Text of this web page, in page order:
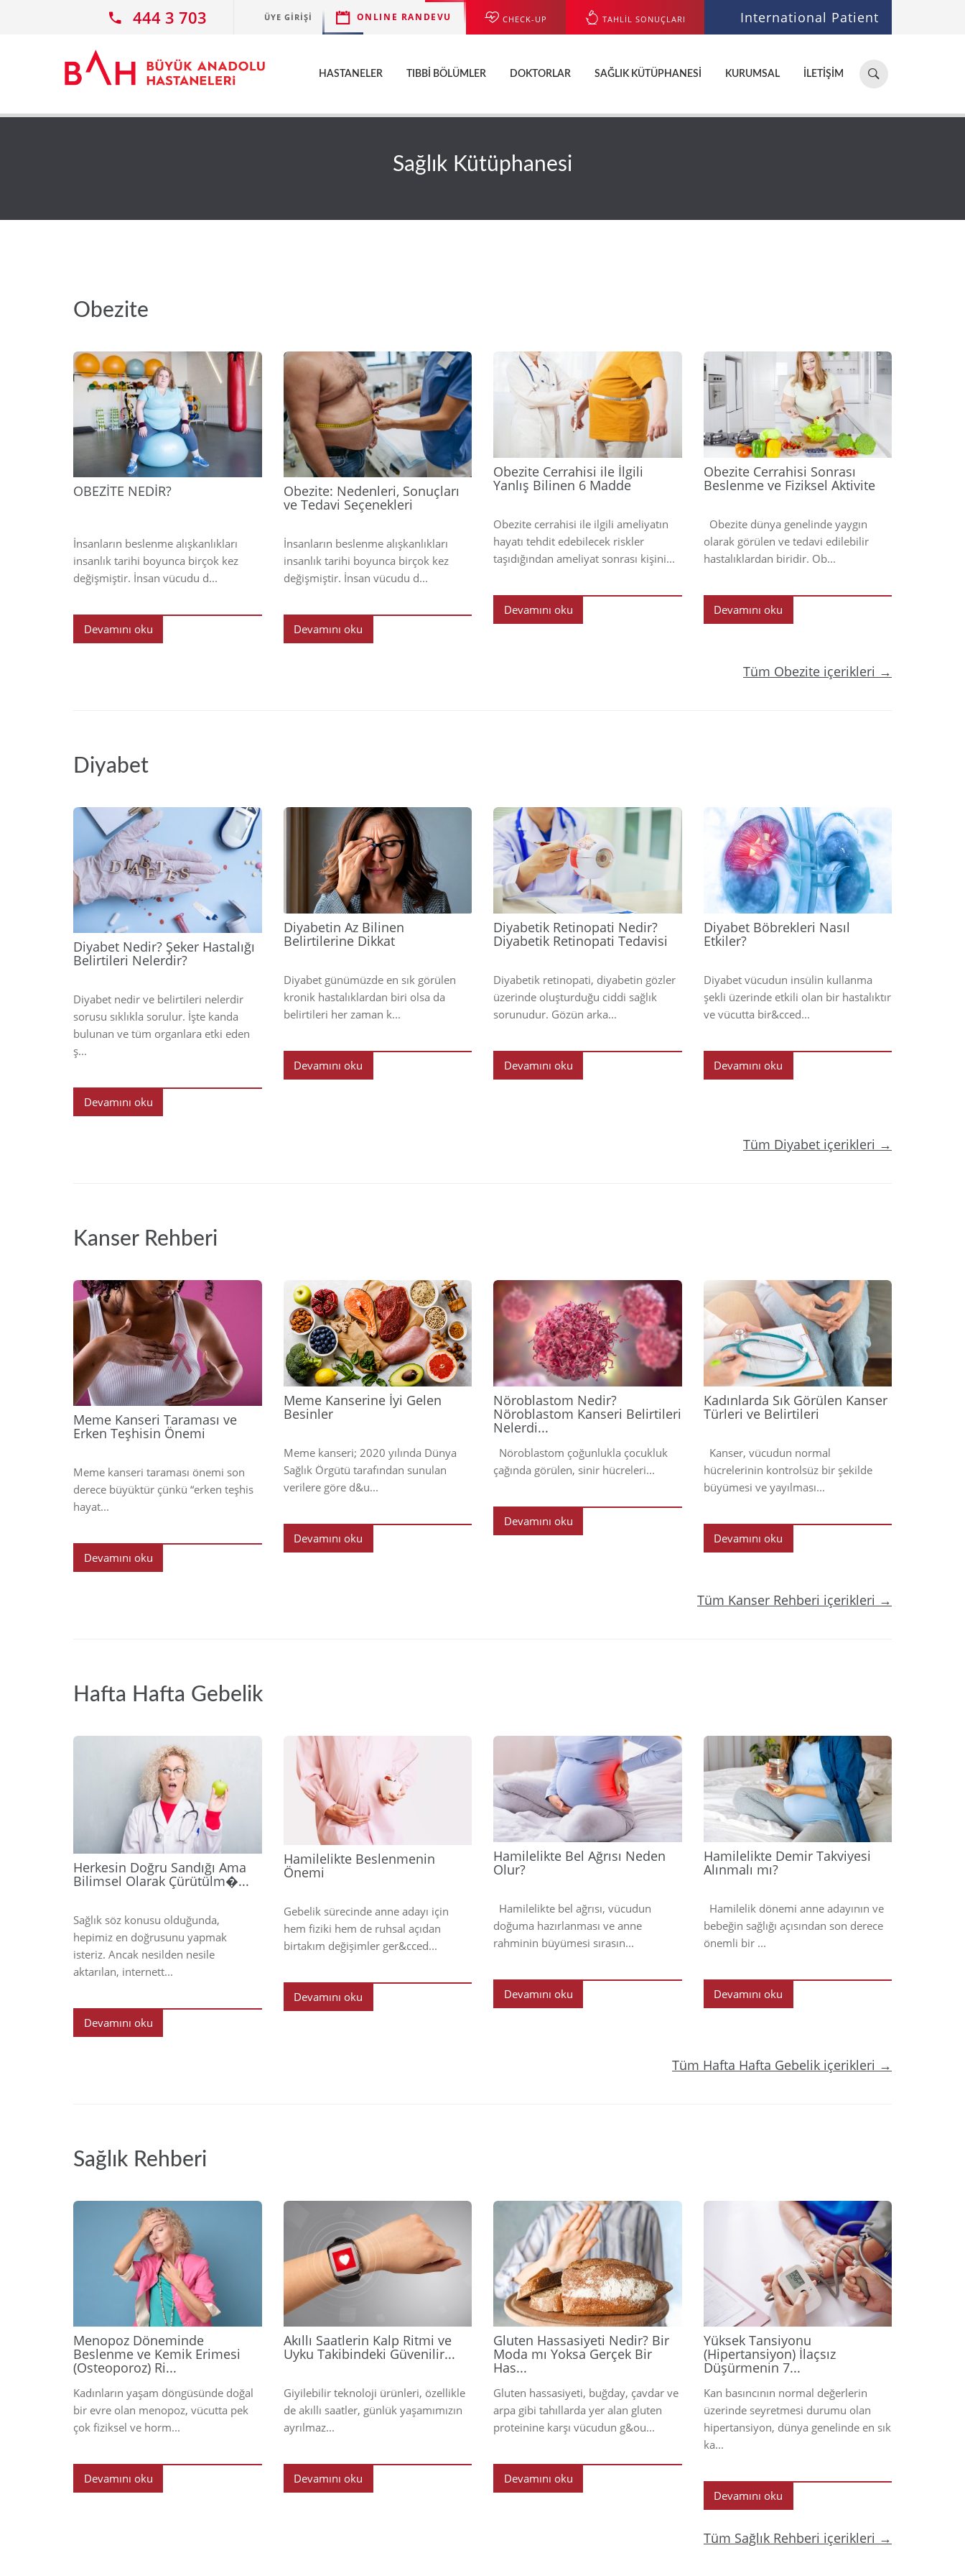
444 3 703 ÜYE GIRIŞI ONLINE RANDEVU CHECK-UP TAHLİL SONUÇLARI International Patient
Hastane,
doktor,
ara...
HASTANELER TIBBI BÖLÜMLER DOKTORLAR SAĞLIK KÜTÜPHANESI KURUMSAL İLETIŞIM
Sağlık Kütüphanesi
Obezite
OBEZİTE NEDİR?
İnsanların beslenme alışkanlıkları
insanlık tarihi boyunca birçok kez
değişmiştir. İnsan vücudu d...
Devamını oku
2025
Obezite: Nedenleri, Sonuçları
ve Tedavi Seçenekleri
İnsanların beslenme alışkanlıkları
insanlık tarihi boyunca birçok kez
değişmiştir. İnsan vücudu d...
Devamını oku
2023
Obezite Cerrahisi ile İlgili
Yanlış Bilinen 6 Madde
Obezite cerrahisi ile ilgili ameliyatın
hayatı tehdit edebilecek riskler
taşıdığından ameliyat sonrası kişini...
Devamını oku
Obezite Cerrahisi Sonrası
Beslenme ve Fiziksel Aktivite
Obezite dünya genelinde yaygın
olarak görülen ve tedavi edilebilir
hastalıklardan biridir. Ob...
Devamını oku
Tüm Obezite içerikleri →
Diyabet
2025
Diyabet Nedir? Şeker Hastalığı
Belirtileri Nelerdir?
Diyabet nedir ve belirtileri nelerdir
sorusu sıklıkla sorulur. İşte kanda
bulunan ve tüm organlara etki eden
ş...
Devamını oku
Diyabetin Az Bilinen
Belirtilerine Dikkat
Diyabet günümüzde en sık görülen
kronik hastalıklardan biri olsa da
belirtileri her zaman k...
Devamını oku
2024
Diyabetik Retinopati Nedir?
Diyabetik Retinopati Tedavisi
Diyabetik retinopati, diyabetin gözler
üzerinde oluşturduğu ciddi sağlık
sorunudur. Gözün arka...
Devamını oku
Diyabet Böbrekleri Nasıl
Etkiler?
Diyabet vücudun insülin kullanma
şekli üzerinde etkili olan bir hastalıktır
ve vücutta bir&cced...
Devamını oku
Tüm Diyabet içerikleri →
Kanser Rehberi
Meme Kanseri Taraması ve
Erken Teşhisin Önemi
Meme kanseri taraması önemi son
derece büyüktür çünkü “erken teşhis
hayat...
Devamını oku
2024
Meme Kanserine İyi Gelen
Besinler
Meme kanseri; 2020 yılında Dünya
Sağlık Örgütü tarafından sunulan
verilere göre d&u...
Devamını oku
2024
Nöroblastom Nedir?
Nöroblastom Kanseri Belirtileri
Nelerdi...
Nöroblastom çoğunlukla çocukluk
çağında görülen, sinir hücreleri...
Devamını oku
Kadınlarda Sık Görülen Kanser
Türleri ve Belirtileri
Kanser, vücudun normal
hücrelerinin kontrolsüz bir şekilde
büyümesi ve yayılması...
Devamını oku
Tüm Kanser Rehberi içerikleri →
Hafta Hafta Gebelik
Herkesin Doğru Sandığı Ama
Bilimsel Olarak Çürütülm�...
Sağlık söz konusu olduğunda,
hepimiz en doğrusunu yapmak
isteriz. Ancak nesilden nesile
aktarılan, internett...
Devamını oku
Hamilelikte Beslenmenin
Önemi
Gebelik sürecinde anne adayı için
hem fiziki hem de ruhsal açıdan
birtakım değişimler ger&cced...
Devamını oku
2024
Hamilelikte Bel Ağrısı Neden
Olur?
Hamilelikte bel ağrısı, vücudun
doğuma hazırlanması ve anne
rahminin büyümesi sırasın...
Devamını oku
2024
Hamilelikte Demir Takviyesi
Alınmalı mı?
Hamilelik dönemi anne adayının ve
bebeğin sağlığı açısından son derece
önemli bir ...
Devamını oku
Tüm Hafta Hafta Gebelik içerikleri →
Sağlık Rehberi
Menopoz Döneminde
Beslenme ve Kemik Erimesi
(Osteoporoz) Ri...
Kadınların yaşam döngüsünde doğal
bir evre olan menopoz, vücutta pek
çok fiziksel ve horm...
Devamını oku
2026
Akıllı Saatlerin Kalp Ritmi ve
Uyku Takibindeki Güvenilir...
Giyilebilir teknoloji ürünleri, özellikle
de akıllı saatler, günlük yaşamımızın
ayrılmaz...
Devamını oku
Gluten Hassasiyeti Nedir? Bir
Moda mı Yoksa Gerçek Bir
Has...
Gluten hassasiyeti, buğday, çavdar ve
arpa gibi tahıllarda yer alan gluten
proteinine karşı vücudun g&ou...
Devamını oku
2026
Yüksek Tansiyonu
(Hipertansiyon) İlaçsız
Düşürmenin 7...
Kan basıncının normal değerlerin
üzerinde seyretmesi durumu olan
hipertansiyon, dünya genelinde en sık
ka...
Devamını oku
Tüm Sağlık Rehberi içerikleri →